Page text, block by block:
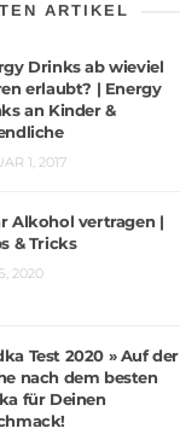
ARTIKEL
Drinks ab wieviel
erlaubt? | Energy
an Kinder &
1, 2017
Alkohol vertragen |
& Tricks
2020
Test 2020 » Auf der
nach dem besten
für Deinen